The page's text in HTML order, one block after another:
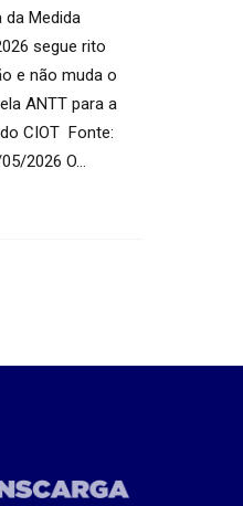
da Medida
segue rito
e não muda o
ANTT para a
CIOT Fonte:
2026 O…